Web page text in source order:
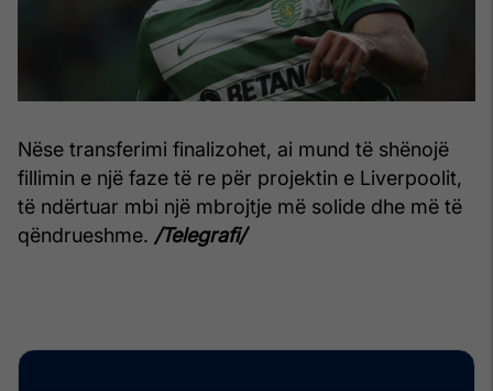
Nëse transferimi finalizohet, ai mund të shënojë
fillimin e një faze të re për projektin e Liverpoolit,
të ndërtuar mbi një mbrojtje më solide dhe më të
qëndrueshme. /Telegrafi/